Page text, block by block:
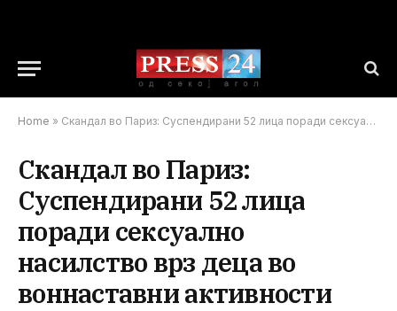
Home » Скандал во Париз: Суспендирани 52 лица поради сексуално насилство врз деца во воннаставни активности
Скандал во Париз:
Суспендирани 52 лица
поради сексуално
насилство врз деца во
воннаставни активности